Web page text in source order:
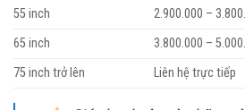
55 inch
2.900.000 –
65 inch
3.800.000 –
75 inch trở lên
Liên hệ trực tiếp